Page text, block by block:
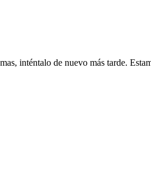
inténtalo de nuevo más tarde.